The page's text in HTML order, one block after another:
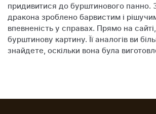
придивитися до бурштинового панно.
дракона зроблено барвистим і
впевненість у справах. Прямо на
бурштинову картину. Її аналогів ви
знайдете, оскільки вона була